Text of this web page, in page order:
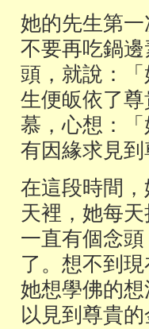
她的先生第
不要再吃鍋
頭，就說：
生便皈依了
慕，心想：
有因緣求見
在這段時間
天裡，她每
一直有個念
了。想不到
她想學佛的
以見到尊貴